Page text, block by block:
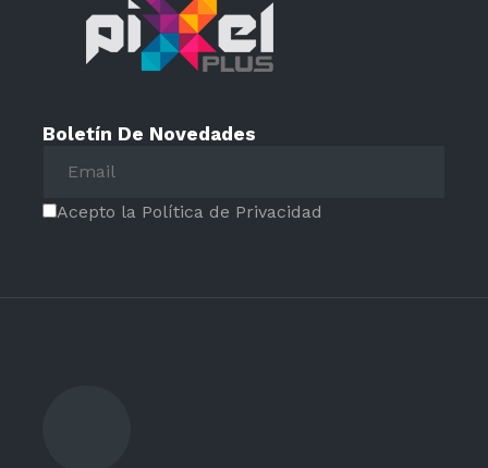
Boletín De Novedades
Acepto la Política de Privacidad